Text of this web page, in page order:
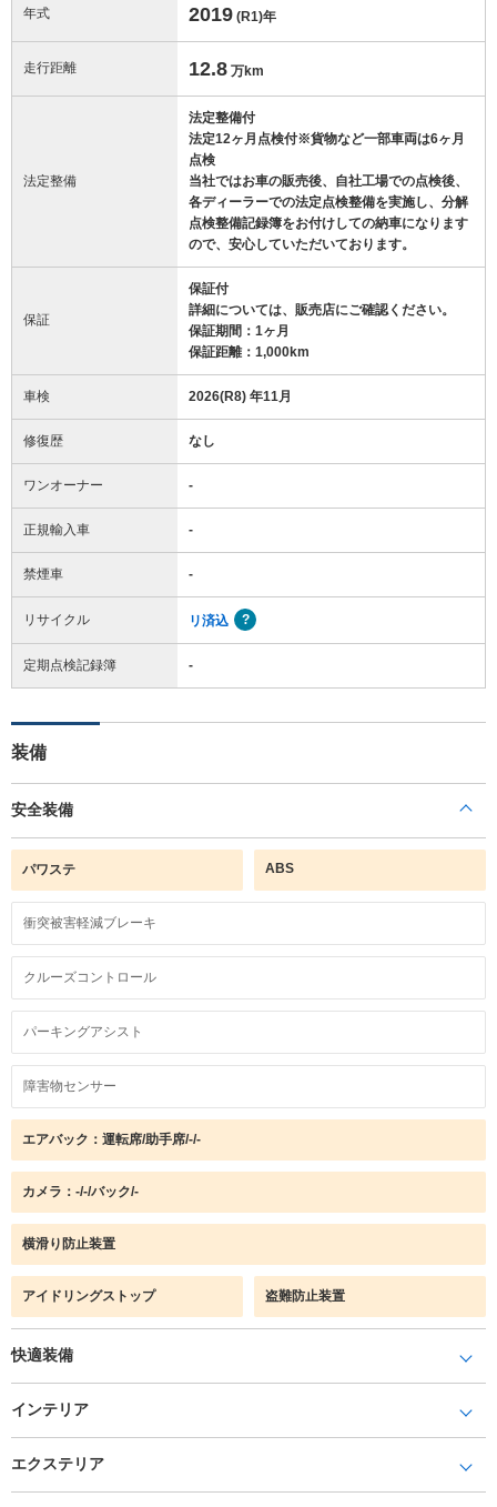
年式 2019 (R1)年
走行距離 12.8 万km
法定整備
法定整備付
法定12ヶ月点検付※貨物など一部車両は6ヶ月
点検
当社ではお車の販売後、自社工場での点検後、
各ディーラーでの法定点検整備を実施し、分解
点検整備記録簿をお付けしての納車になります
ので、安心していただいております。
保証
保証付
詳細については、販売店にご確認ください。
保証期間：1ヶ月
保証距離：1,000km
車検 2026(R8) 年11月
修復歴 なし
ワンオーナー -
正規輸入車 -
禁煙車 -
リサイクル リ済込
定期点検記録簿 -
装備
安全装備
パワステ ABS
衝突被害軽減ブレーキ
クルーズコントロール
パーキングアシスト
障害物センサー
エアバック：運転席/助手席/-/-
カメラ：-/-/バック/-
横滑り防止装置
アイドリングストップ 盗難防止装置
快適装備
インテリア
エクステリア